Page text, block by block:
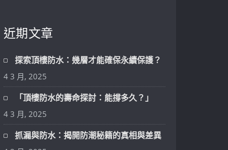
近期文章
探索頂樓防水：幾層才能確保永續保護？
4 3 月, 2025
「頂樓防水的壽命探討：能撐多久？」
4 3 月, 2025
抓漏與防水：揭開防潮秘籍的真相與差異